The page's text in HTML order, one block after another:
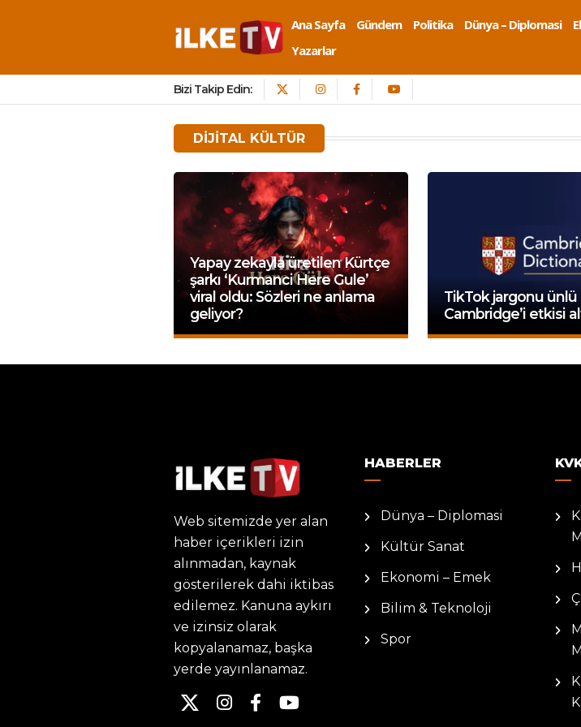
Ana Sayfa Gündem Politika Dünya – Diplomasi
Yazarlar
Bizi Takip Edin:
DIJITAL KÜLTÜR
Yapay zekayla üretilen Kürtçe
şarkı ‘Kurmanci Here Gule’
viral oldu: Sözleri ne anlama
geliyor?
TikTok jargonu
Cambridge’i etkisi
Web sitemizde yer alan
haber içerikleri izin
alınmadan, kaynak
gösterilerek dahi iktibas
edilemez. Kanuna aykırı
ve izinsiz olarak
kopyalanamaz, başka
yerde yayınlanamaz.
HABERLER
Dünya – Diplomasi
Kültür Sanat
Ekonomi – Emek
Bilim & Teknoloji
Spor